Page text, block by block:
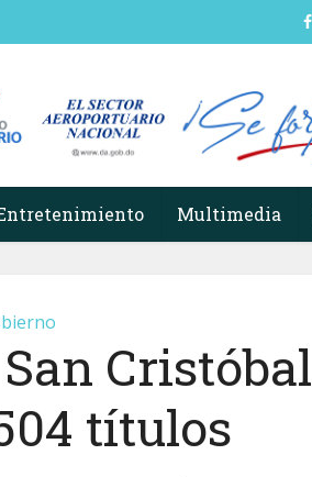
Multimedia
Cristóbal
títulos